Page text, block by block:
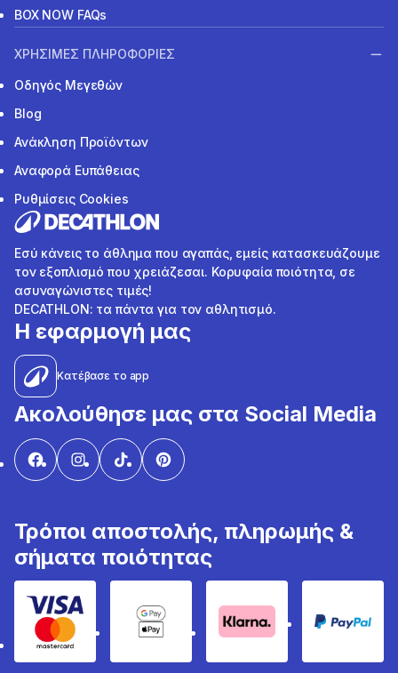
BOX NOW FAQs
ΧΡΗΣΙΜΕΣ ΠΛΗΡΟΦΟΡΙΕΣ
Οδηγός Μεγεθών
Blog
Ανάκληση Προϊόντων
Αναφορά Ευπάθειας
Ρυθμίσεις Cookies
Εσύ κάνεις το άθλημα που αγαπάς, εμείς κατασκευάζουμε
τον εξοπλισμό που χρειάζεσαι. Κορυφαία ποιότητα, σε
ασυναγώνιστες τιμές!
DECATHLON: τα πάντα για τον αθλητισμό.
Η εφαρμογή μας
Κατέβασε το app
Ακολούθησε μας στα Social Media
Τρόποι αποστολής, πληρωμής &
σήματα ποιότητας
Visa & MastercardGoogle Pay & Apple Pay
Klarna PayPal